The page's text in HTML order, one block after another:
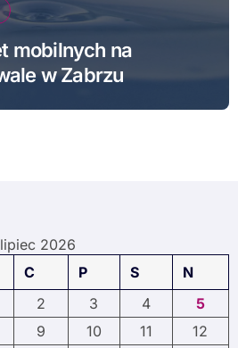
mobilnych na
w Zabrzu
lipiec 2026
C P S
N
2 3 4
5
9 10 11
12